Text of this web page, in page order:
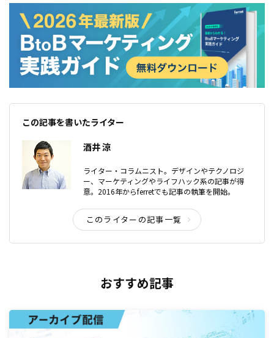
この記事を書いたライター
酒井 涼
ライター・コラムニスト。デザインやテクノロジ
ー、マーケティングやライフハック系の記事が得
意。2016年からferretでも記事の執筆を開始。
このライターの記事一覧
おすすめ記事